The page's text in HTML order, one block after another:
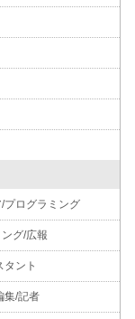
プログラミング
グ/広報
タント
集/記者